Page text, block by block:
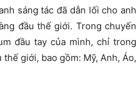
sáng tác đã dẫn lối cho anh
đầu thế giới. Trong chuyến
đầu tay của mình, chỉ trong
giới, bao gồm: Mỹ, Anh, Áo,